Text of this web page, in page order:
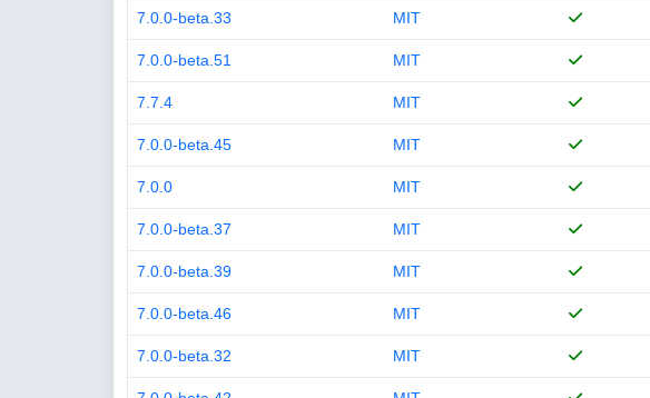
7.0.0-beta.33 MIT
7.0.0-beta.51 MIT
7.7.4 MIT
7.0.0-beta.45 MIT
7.0.0 MIT
7.0.0-beta.37 MIT
7.0.0-beta.39 MIT
7.0.0-beta.46 MIT
7.0.0-beta.32 MIT